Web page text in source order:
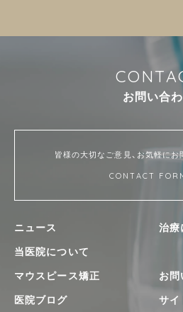
CONTA
お問い合わ
皆様の大切なご意見、お気軽に
CONTACT
ニュース
当医院について
治療
マウスピース矯正
医院ブログ
お
サ